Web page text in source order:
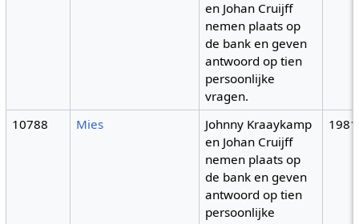
en Johan Cruijff
nemen plaats op
de bank en geven
antwoord op tien
persoonlijke
vragen.
10788 Mies
Johnny Kraaykamp
en Johan Cruijff
nemen plaats op
de bank en geven
antwoord op tien
persoonlijke
1981